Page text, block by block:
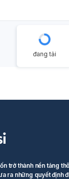
đang tải
trở thành nền tảng
ra những quyết định